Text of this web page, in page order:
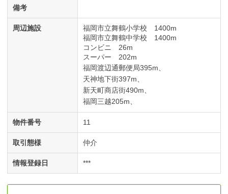
備考
周辺施設
福岡市立舞鶴小学校 1400m
福岡市立舞鶴中学校 1400m
コンビニ 26m
スーパー 202m
福岡渡辺通郵便局395m、
天神地下街397m、
新天町商店街490m、
福岡三越205m、
物件番号 11
取引態様 仲介
情報登録日 ***